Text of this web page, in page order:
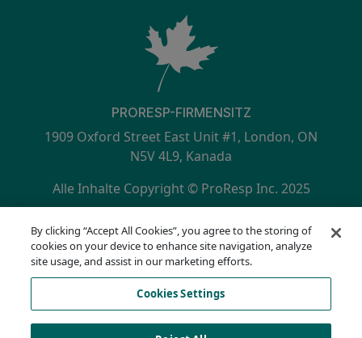
PRORESP-FIRMENSITZ
1909 Oxford Street East Unit #1, London, ON
N5V 4L9, Kanada
Alle Inhalte Copyright © ProResp Inc. 2025
SECONDARY MENU
Datenschutzrichtlinie
Compliance Hotline
Nutzungsbedingungen
AODA
By clicking “Accept All Cookies”, you agree to the storing of
cookies on your device to enhance site navigation, analyze
site usage, and assist in our marketing efforts.
Cookies Settings